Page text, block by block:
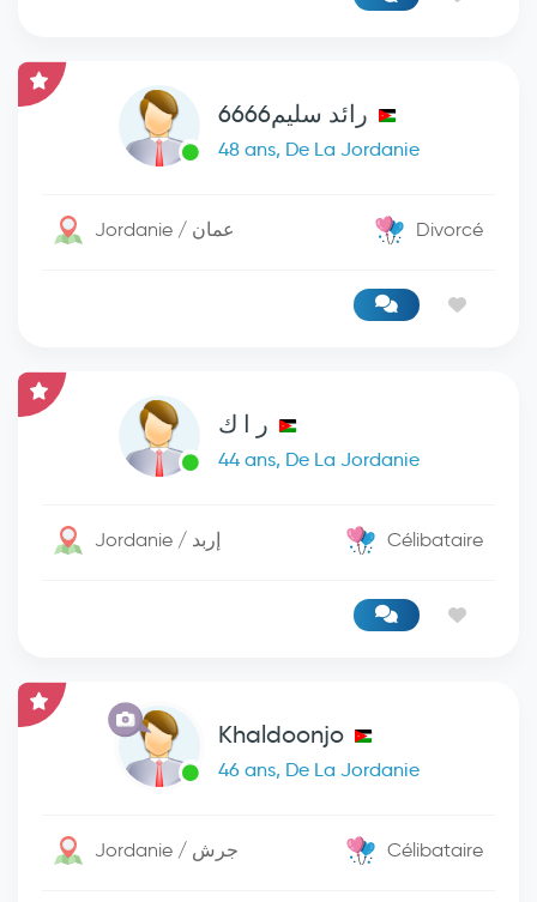
رائد سليم6666
48 ans, De La Jordanie
Jordanie / عمان Divorcé
ر ا ك
44 ans, De La Jordanie
Jordanie / إربد Célibataire
Khaldoonjo
46 ans, De La Jordanie
Jordanie / جرش Célibataire